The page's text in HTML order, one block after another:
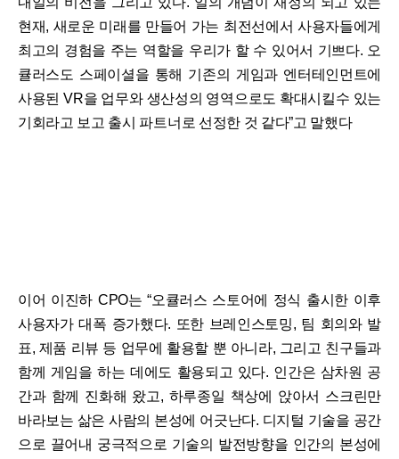
현재, 새로운 미래를 만들어 가는 최전선에서 사용자들에게
최고의 경험을 주는 역할을 우리가 할 수 있어서 기쁘다. 오
큘러스도 스페이셜을 통해 기존의 게임과 엔터테인먼트에
사용된 VR을 업무와 생산성의 영역으로도 확대시킬수 있는
기회라고 보고 출시 파트너로 선정한 것 같다”고 말했다
이어 이진하 CPO는 “오큘러스 스토어에 정식 출시한 이후
사용자가 대폭 증가했다. 또한 브레인스토밍, 팀 회의와 발
표, 제품 리뷰 등 업무에 활용할 뿐 아니라, 그리고 친구들과
함께 게임을 하는 데에도 활용되고 있다. 인간은 삼차원 공
간과 함께 진화해 왔고, 하루종일 책상에 앉아서 스크린만
바라보는 삶은 사람의 본성에 어긋난다. 디지털 기술을 공간
으로 끌어내 궁극적으로 기술의 발전방향을 인간의 본성에